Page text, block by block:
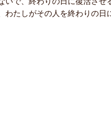
わたしがその人を終わりの日